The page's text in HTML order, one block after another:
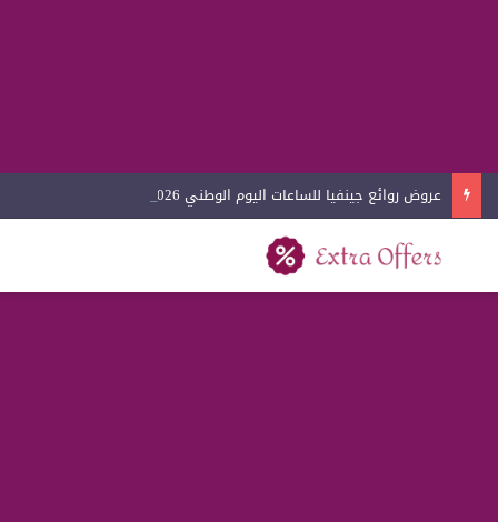
عروض روائع جينفيا للساعات اليوم الوطني 2026
بحث عن